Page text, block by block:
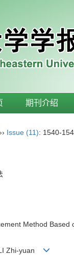
期刊介绍
›› Issue (11): 1540-
Method Based
Zhi-yuan